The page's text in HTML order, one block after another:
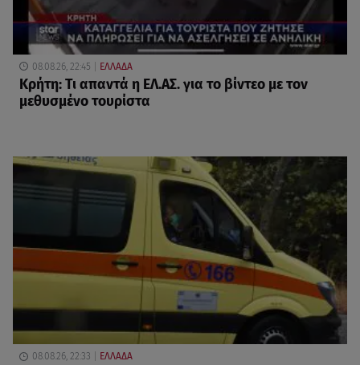
08.08.26, 22:45 ΕΛΛΑΔΑ
Κρήτη: Τι απαντά η ΕΛ.ΑΣ. για το βίντεο με τον
μεθυσμένο τουρίστα
08.08.26, 22:33 ΕΛΛΑΔΑ